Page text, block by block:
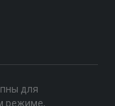
для
режиме,